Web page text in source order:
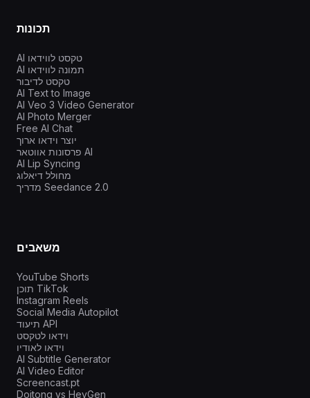
תכונות
AI טקסט לווידאו
AI תמונה לווידאו
טקסט לדיבור
AI Text to Image
AI Veo 3 Video Generator
AI Photo Merger
Free AI Chat
יוצר וידאו ארוך
פרסונות אווטאר AI
AI Lip Syncing
מחולל דיאלוג
מדריך Seedance 2.0
משאבים
YouTube Shorts
תוכן TikTok
Instagram Reels
Social Media Autopilot
תיעוד API
וידאו לטקסט
וידאו לאודיו
AI Subtitle Generator
AI Video Editor
Screencast.pt
Doitong vs HeyGen